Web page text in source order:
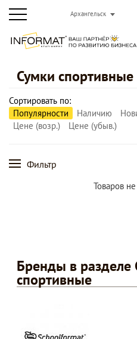
Архангельск
Сумки спортивные
Сортировать по:
Популярности
Наличию
Цене (возр.)
Цене (убыв.)
Фильтр
Товаров
Бренды в разделе
спортивные